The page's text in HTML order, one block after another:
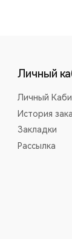
Личный
Личный
История
Закладки
Рассылка